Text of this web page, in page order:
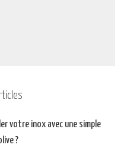
votre inox avec une simple
?